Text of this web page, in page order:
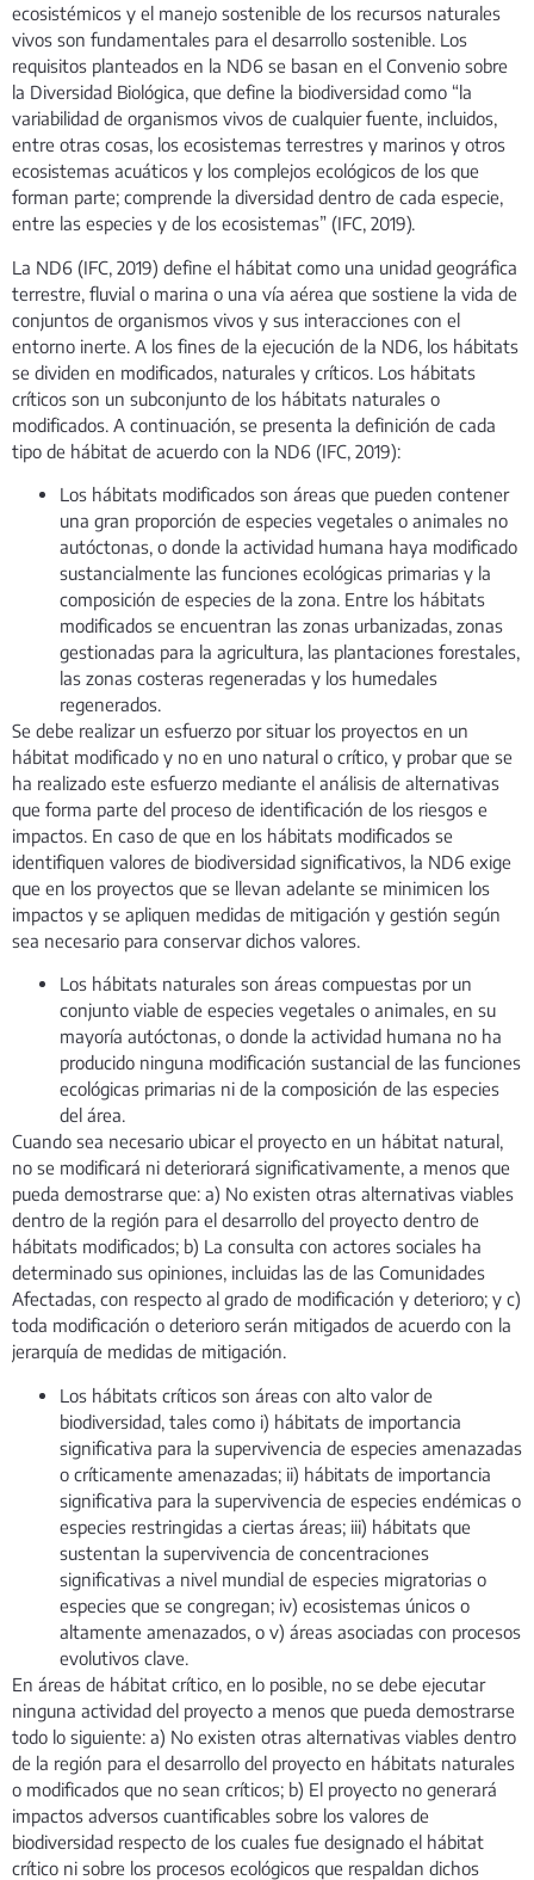
ecosistémicos y el manejo sostenible de los recursos naturales
vivos son fundamentales para el desarrollo sostenible. Los
requisitos planteados en la ND6 se basan en el Convenio sobre
la Diversidad Biológica, que define la biodiversidad como “la
variabilidad de organismos vivos de cualquier fuente, incluidos,
entre otras cosas, los ecosistemas terrestres y marinos y otros
ecosistemas acuáticos y los complejos ecológicos de los que
forman parte; comprende la diversidad dentro de cada especie,
entre las especies y de los ecosistemas” (IFC, 2019).
La ND6 (IFC, 2019) define el hábitat como una unidad geográfica
terrestre, fluvial o marina o una vía aérea que sostiene la vida de
conjuntos de organismos vivos y sus interacciones con el
entorno inerte. A los fines de la ejecución de la ND6, los hábitats
se dividen en modificados, naturales y críticos. Los hábitats
críticos son un subconjunto de los hábitats naturales o
modificados. A continuación, se presenta la definición de cada
tipo de hábitat de acuerdo con la ND6 (IFC, 2019):
Los hábitats modificados son áreas que pueden contener
una gran proporción de especies vegetales o animales no
autóctonas, o donde la actividad humana haya modificado
sustancialmente las funciones ecológicas primarias y la
composición de especies de la zona. Entre los hábitats
modificados se encuentran las zonas urbanizadas, zonas
gestionadas para la agricultura, las plantaciones forestales,
las zonas costeras regeneradas y los humedales
regenerados.
Se debe realizar un esfuerzo por situar los proyectos en un
hábitat modificado y no en uno natural o crítico, y probar que se
ha realizado este esfuerzo mediante el análisis de alternativas
que forma parte del proceso de identificación de los riesgos e
impactos. En caso de que en los hábitats modificados se
identifiquen valores de biodiversidad significativos, la ND6 exige
que en los proyectos que se llevan adelante se minimicen los
impactos y se apliquen medidas de mitigación y gestión según
sea necesario para conservar dichos valores.
Los hábitats naturales son áreas compuestas por un
conjunto viable de especies vegetales o animales, en su
mayoría autóctonas, o donde la actividad humana no ha
producido ninguna modificación sustancial de las funciones
ecológicas primarias ni de la composición de las especies
del área.
Cuando sea necesario ubicar el proyecto en un hábitat natural,
no se modificará ni deteriorará significativamente, a menos que
pueda demostrarse que: a) No existen otras alternativas viables
dentro de la región para el desarrollo del proyecto dentro de
hábitats modificados; b) La consulta con actores sociales ha
determinado sus opiniones, incluidas las de las Comunidades
Afectadas, con respecto al grado de modificación y deterioro; y c)
toda modificación o deterioro serán mitigados de acuerdo con la
jerarquía de medidas de mitigación.
Los hábitats críticos son áreas con alto valor de
biodiversidad, tales como i) hábitats de importancia
significativa para la supervivencia de especies amenazadas
o críticamente amenazadas; ii) hábitats de importancia
significativa para la supervivencia de especies endémicas o
especies restringidas a ciertas áreas; iii) hábitats que
sustentan la supervivencia de concentraciones
significativas a nivel mundial de especies migratorias o
especies que se congregan; iv) ecosistemas únicos o
altamente amenazados, o v) áreas asociadas con procesos
evolutivos clave.
En áreas de hábitat crítico, en lo posible, no se debe ejecutar
ninguna actividad del proyecto a menos que pueda demostrarse
todo lo siguiente: a) No existen otras alternativas viables dentro
de la región para el desarrollo del proyecto en hábitats naturales
o modificados que no sean críticos; b) El proyecto no generará
impactos adversos cuantificables sobre los valores de
biodiversidad respecto de los cuales fue designado el hábitat
crítico ni sobre los procesos ecológicos que respaldan dichos